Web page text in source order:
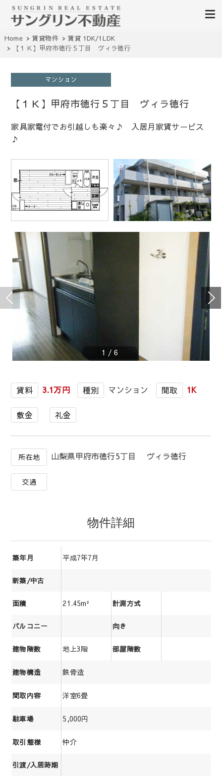
山梨サングリン不動産｜山梨
譲地 査定
山梨不動産｜不動産売買、賃貸、無料査定｜山梨県甲府市を中心に昭和町・甲
斐市・笛吹市・南アルプス市、中央市など山梨県の不動産、土地、分譲地、建
売住宅、戸建て、マンション、事業用物件を多数掲載中
Home 賃貸物件
賃貸 1DK/1LDK
【１Ｋ】甲府市徳行５丁目 ヴィラ徳行
マンション
【１Ｋ】甲府市徳行５丁目 ヴィラ徳行
家具家電付でお引越しも楽々♪ 入居月家賃サービス
♪
1 /6
賃料 3.1万円 種別 マンション 間取 1K
敷金 礼金
所在地 山梨県甲府市徳行5丁目 ヴィラ徳行
交通
物件詳細
築年月 平成7年7月
新築/中古
面積 21.45m² 計測方式
バルコニー 向き
建物階数 地上3階 部屋階数
建物構造 鉄骨造
間取内容 洋室6畳
駐車場 5,000円
取引態様 仲介
引渡/入居時期